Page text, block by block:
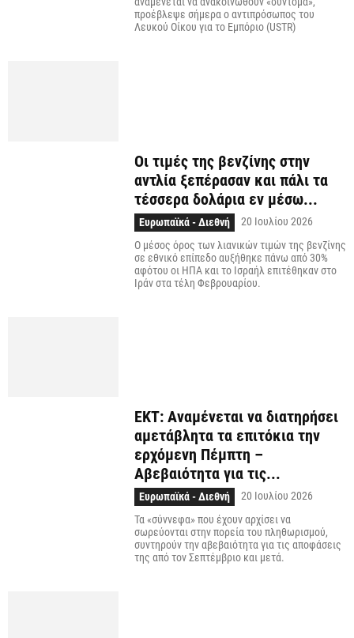
προέβλεψε σήμερα ο αντιπρόσωπος του
Λευκού Οίκου για το Εμπόριο (USTR)
Οι τιμές της βενζίνης στην
αντλία ξεπέρασαν και πάλι τα
τέσσερα δολάρια εν μέσω...
Ευρωπαϊκά - Διεθνή
20 Ιουλίου 2026
Ο μέσος όρος των λιανικών τιμών της βενζίνης
σε εθνικό επίπεδο αυξήθηκε πάνω από 30%
αφότου οι ΗΠΑ και το Ισραήλ επιτέθηκαν στο
Ιράν στα τέλη Φεβρουαρίου.
ΕΚΤ: Αναμένεται να διατηρήσει
αμετάβλητα τα επιτόκια την
ερχόμενη Πέμπτη –
Αβεβαιότητα για τις...
Ευρωπαϊκά - Διεθνή
20 Ιουλίου 2026
Τα «σύννεφα» που έχουν αρχίσει να
σωρεύονται στην πορεία του πληθωρισμού,
συντηρούν την αβεβαιότητα για τις αποφάσεις
της από τον Σεπτέμβριο και μετά.